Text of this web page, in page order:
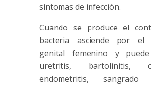
síntomas de infección.
Cuando se produce el
bacteria asciende por el
genital femenino y
uretritis, bartolinitis,
endometritis, sangrado